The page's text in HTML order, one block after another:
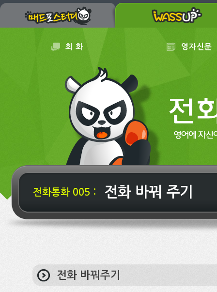
회 화 영자신문
전화통화 005 : 전화 바꿔 주기
전화 바꿔주기